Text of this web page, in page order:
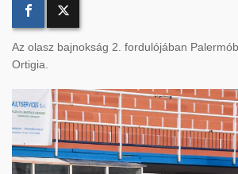
Az olasz bajnokság 2. fordulójában
Ortigia.